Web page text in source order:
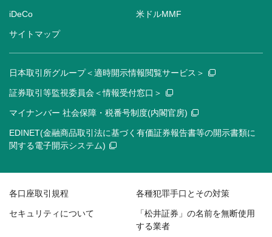
iDeCo 米ドルMMF
サイトマップ
日本取引所グループ＜適時開示情報閲覧サービス＞
証券取引等監視委員会＜情報受付窓口＞
マイナンバー 社会保障・税番号制度(内閣官房)
EDINET(金融商品取引法に基づく有価証券報告書等の開示書類に
関する電子開示システム)
各口座取引規程 各種犯罪手口とその対策
セキュリティについて
「松井証券」の名前を無断使用
する業者